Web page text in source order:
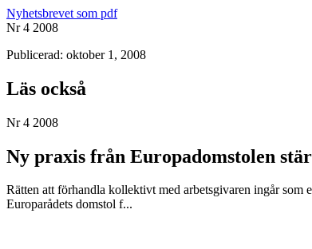
Nyhetsbrevet som pdf
Nr 4 2008
Publicerad: oktober 1, 2008
Läs också
Nr 4 2008
Ny praxis från Europadomstolen
Rätten att förhandla kollektivt med arbetsgivaren ingår
Europarådets domstol f...